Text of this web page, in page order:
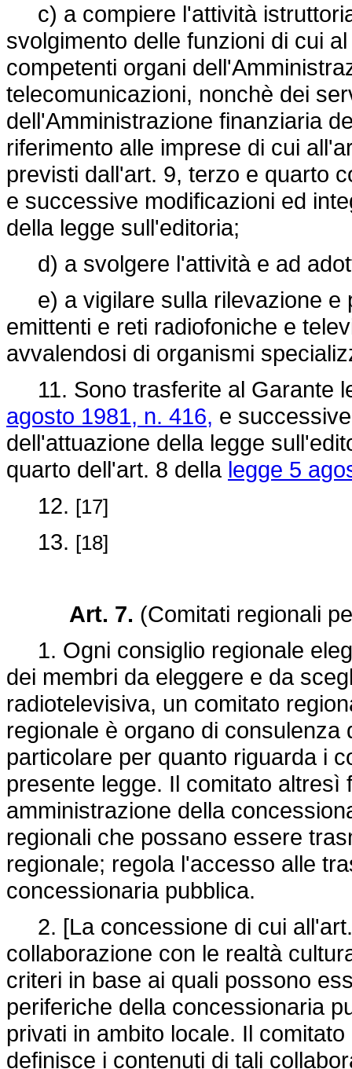
c) a compiere l'attività
svolgimento delle funzioni di cui
competenti organi
telecomunicazioni, nonchè dei
dell'Amministrazione finanziaria
riferimento alle imprese di cui
previsti dall'art. 9, terzo e quarto
e successive modificazioni ed
della legge sull'editoria;
d) a svolgere l'attività e ad
e) a vigilare sulla rilevazione e
emittenti e reti radiofoniche e
avvalendosi di organismi
11. Sono trasferite al Garante
agosto 1981, n. 416, e
dell'attuazione della legge
quarto dell'art. 8 della legge 5
12. [17]
13. [18]
Art. 7. (Comitati regionali
1. Ogni consiglio regionale
dei membri da eleggere e da
radiotelevisiva, un comitato
regionale è organo di
particolare per quanto riguarda i
presente legge. Il comitato
amministrazione della
regionali che possano essere
regionale; regola l'accesso alle
concessionaria pubblica.
2. [La concessione di cui
collaborazione con le realtà
criteri in base ai quali possono
periferiche della concessionaria
privati in ambito locale. Il
definisce i contenuti di tali